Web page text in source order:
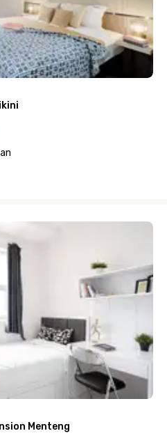
Menteng